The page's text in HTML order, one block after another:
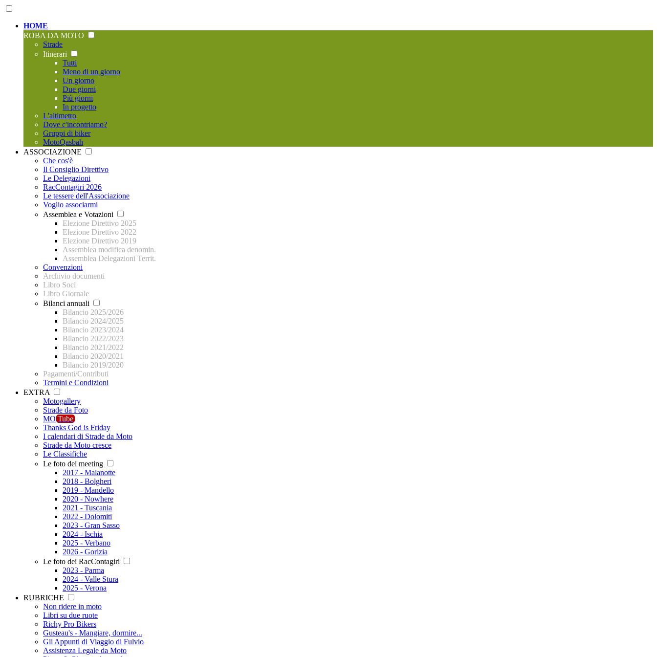
HOME
ROBA DA MOTO
Strade
Itinerari
Tutti
Meno di un giorno
Un giorno
Due giorni
Più giorni
In progetto
L'altimetro
Dove c'incontriamo?
Gruppi di biker
MotoQasbah
ASSOCIAZIONE
Che cos'è
Il Consiglio Direttivo
Le Delegazioni
RacContagiri 2026
Le tessere dell'Associazione
Voglio associarmi
Assemblea e Votazioni
Elezione Direttivo 2025
Elezione Direttivo 2022
Elezione Direttivo 2019
Assemblea modifica denomin.
Assemblea Delegazioni Territ.
Convenzioni
Archivio documenti
Libro Soci
Libro Giornale
Bilanci annuali
Bilancio 2025/2026
Bilancio 2024/2025
Bilancio 2023/2024
Bilancio 2022/2023
Bilancio 2021/2022
Bilancio 2020/2021
Bilancio 2019/2020
Pagamenti/Contributi
Termini e Condizioni
EXTRA
Motogallery
Strade da Foto
MO Tube
Thanks God is Friday
I calendari di Strade da Moto
Strade da Moto cresce
Le Classifiche
Le foto dei meeting
2017 - Malanotte
2018 - Bolgheri
2019 - Mandello
2020 - Nowhere
2021 - Tuscania
2022 - Dolomiti
2023 - Gran Sasso
2024 - Ischia
2025 - Verbano
2026 - Gorizia
Le foto dei RacContagiri
2023 - Parma
2024 - Valle Stura
2025 - Verona
RUBRICHE
Non ridere in moto
Libri su due ruote
Richy Pro Bikers
Gusteau's - Mangiare, dormire...
Gli Appunti di Viaggio di Fulvio
Assistenza Legale da Moto